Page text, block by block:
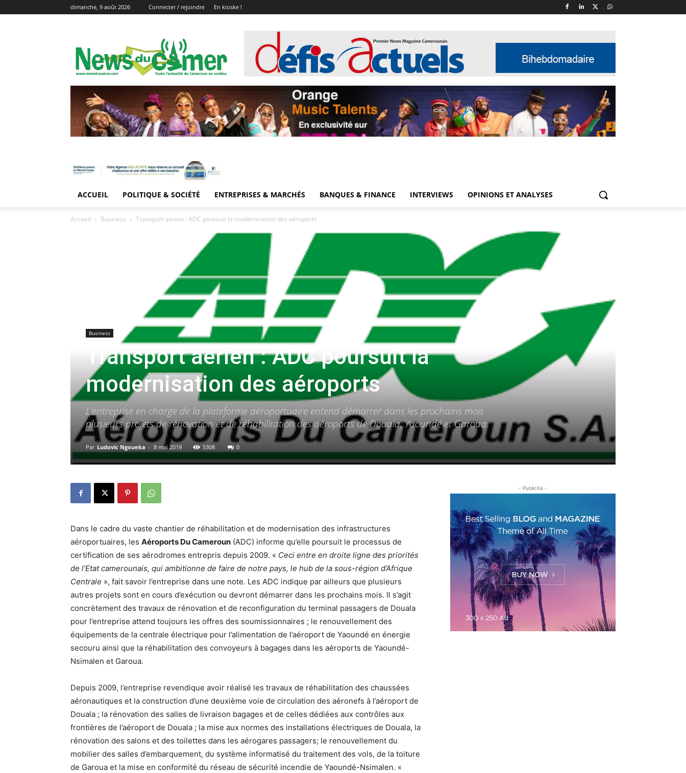
dimanche, 9 août 2026 Connecter / rejoindre En kioske !
ACCUEIL POLITIQUE & SOCIÉTÉ ENTREPRISES & MARCHÉS BANQUES & FINANCE INTERVIEWS OPINIONS ET ANALYSES
Accueil Business Transport aérien : ADC poursuit la modernisation des aéroports
Business
Transport aérien : ADC poursuit la
modernisation des aéroports
L’entreprise en charge de la plateforme aéroportuaire entend démarrer dans les prochains mois
plusieurs projets de rénovation et de réhabilitation des aéroports de Douala, Yaoundé et Garoua.
Par Ludovic Ngoueka - 8 mai 2019 5308 0
Dans le cadre du vaste chantier de réhabilitation et de modernisation des infrastructures
aéroportuaires, les Aéroports Du Cameroun (ADC) informe qu’elle poursuit le processus de
certification de ses aérodromes entrepris depuis 2009. « Ceci entre en droite ligne des priorités
de l’Etat camerounais, qui ambitionne de faire de notre pays, le hub de la sous-région d’Afrique
Centrale », fait savoir l’entreprise dans une note. Les ADC indique par ailleurs que plusieurs
autres projets sont en cours d’exécution ou devront démarrer dans les prochains mois. Il s’agit
concrètement des travaux de rénovation et de reconfiguration du terminal passagers de Douala
pour l’entreprise attend toujours les offres des soumissionnaires ; le renouvellement des
équipements de la centrale électrique pour l’alimentation de l’aéroport de Yaoundé en énergie
secouru ainsi que la réhabilitation des convoyeurs à bagages dans les aéroports de Yaoundé-
Nsimalen et Garoua.
Depuis 2009, l’entreprise revendique avoir réalisé les travaux de réhabilitation des chaussées
aéronautiques et la construction d’une deuxième voie de circulation des aéronefs à l’aéroport de
Douala ; la rénovation des salles de livraison bagages et de celles dédiées aux contrôles aux
frontières de l’aéroport de Douala ; la mise aux normes des installations électriques de Douala, la
rénovation des salons et des toilettes dans les aérogares passagers; le renouvellement du
mobilier des salles d’embarquement, du système informatisé du traitement des vols, de la toiture
de Garoua et la mise en conformité du réseau de sécurité incendie de Yaoundé-Nsimalen. «
- Publicité -